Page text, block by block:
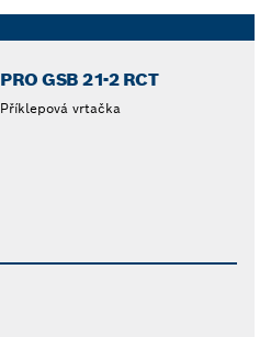
PRO GSB 21-2 RCT
Příklepová vrtačka